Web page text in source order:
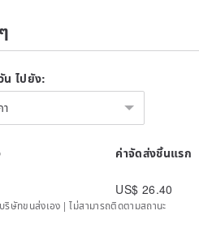
work for profit-making
If you have any use or
or exchangeable
there will be a chance to get
diseases, you can
will be placed on FB, IG
want to be too high-profile,
is acceptable before placing an
น ไปยัง:
า
ค่าจัดส่งชิ้นแรก
US$ 26.40
ริษัทขนส่งเอง | ไม่สามารถติดตามสถานะ